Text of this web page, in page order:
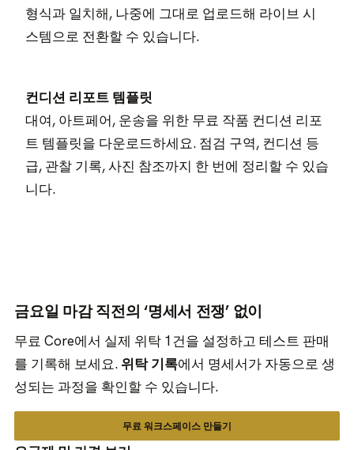
형식과 일치해, 나중에 그대로 업로드해 라이브 시
스템으로 전환할 수 있습니다.
컨디션 리포트 템플릿
대여, 아트페어, 운송을 위한 무료 작품 컨디션 리포
트 템플릿을 다운로드하세요. 점검 구역, 컨디션 등
급, 관찰 기록, 사진 참조까지 한 번에 정리할 수 있습
니다.
금요일 마감 직전의 ‘명세서 전쟁’ 없이
무료 Core에서 실제 위탁 1건을 설정하고 테스트 판매
를 기록해 보세요. 위탁 기록에서 명세서가 자동으로 생
성되는 과정을 확인할 수 있습니다.
무료 워크스페이스 만들기